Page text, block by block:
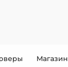
Магазин